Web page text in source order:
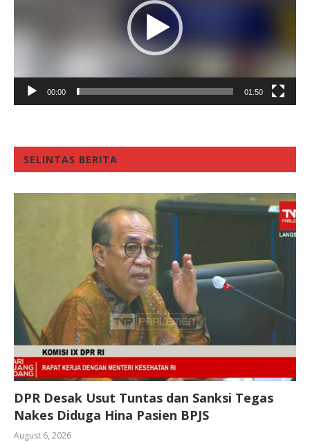
00:00 01:50
SELINTAS BERITA
DPR Desak Usut Tuntas dan Sanksi Tegas
Nakes Diduga Hina Pasien BPJS
August 6, 2026